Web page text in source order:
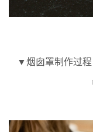
▼烟囱罩制作过程